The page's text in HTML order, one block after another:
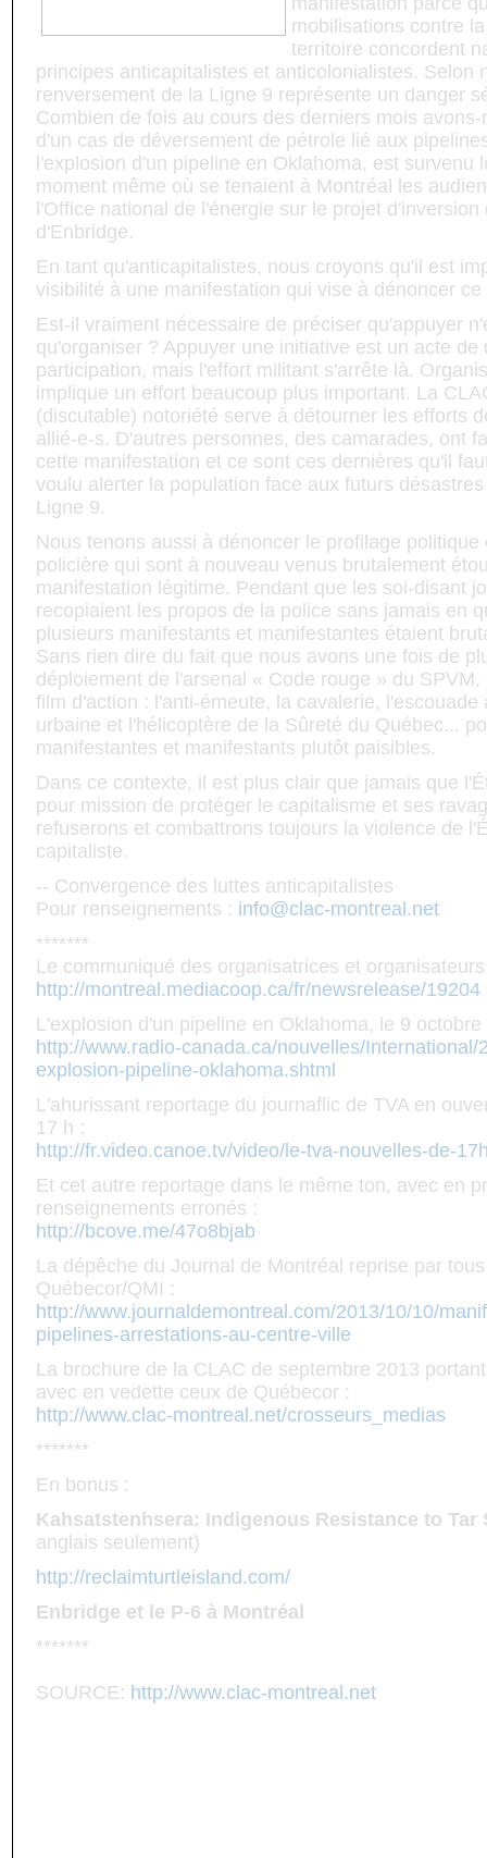
mobilisations contre
territoire concordent
principes anticapitalistes et anticolonialistes. Selon
renversement de la Ligne 9 représente un danger
Combien de fois au cours des derniers mois
d'un cas de déversement de pétrole lié aux
l'explosion d'un pipeline en Oklahoma, est survenu
moment même où se tenaient à Montréal les
l'Office national de l'énergie sur le projet d'inversion
d'Enbridge.
En tant qu'anticapitalistes, nous croyons qu'il est
visibilité à une manifestation qui vise à dénoncer
Est-il vraiment nécessaire de préciser qu'appuyer
qu'organiser ? Appuyer une initiative est un acte de
participation, mais l'effort militant s'arrête là.
implique un effort beaucoup plus important. La
(discutable) notoriété serve à détourner les efforts
allié-e-s. D'autres personnes, des camarades, ont
cette manifestation et ce sont ces dernières qu'il
voulu alerter la population face aux futurs
Ligne 9.
Nous tenons aussi à dénoncer le profilage politique
policière qui sont à nouveau venus brutalement
manifestation légitime. Pendant que les soi-disant
recopiaient les propos de la police sans jamais en
plusieurs manifestants et manifestantes étaient
Sans rien dire du fait que nous avons une fois de
déploiement de l'arsenal « Code rouge » du
film d'action : l'anti-émeute, la cavalerie, l'escouade
urbaine et l'hélicoptère de la Sûreté du Québec...
manifestantes et manifestants plutôt paisibles.
Dans ce contexte, il est plus clair que jamais que
pour mission de protéger le capitalisme et ses
refuserons et combattrons toujours la violence de
capitaliste.
-- Convergence des luttes anticapitalistes
Pour renseignements : info@clac-montreal.net
*******
Le communiqué des organisatrices et
http://montreal.mediacoop.ca/fr/newsrelease/19204
L'explosion d'un pipeline en Oklahoma, le 9 octobre
http://www.radio-canada.ca/nouvelles/International/
explosion-pipeline-oklahoma.shtml
L'ahurissant reportage du journaflic de TVA en
17 h :
http://fr.video.canoe.tv/video/le-tva-nouvelles-de-
Et cet autre reportage dans le même ton, avec en
renseignements erronés :
http://bcove.me/47o8bjab
La dépêche du Journal de Montréal reprise par
Québecor/QMI :
http://www.journaldemontreal.com/2013/10/10/
pipelines-arrestations-au-centre-ville
La brochure de la CLAC de septembre 2013
avec en vedette ceux de Québecor :
http://www.clac-montreal.net/crosseurs_medias
*******
En bonus :
Kahsatstenhsera: Indigenous Resistance to
anglais seulement)
http://reclaimturtleisland.com/
Enbridge et le P-6 à Montréal
*******
SOURCE: http://www.clac-montreal.net